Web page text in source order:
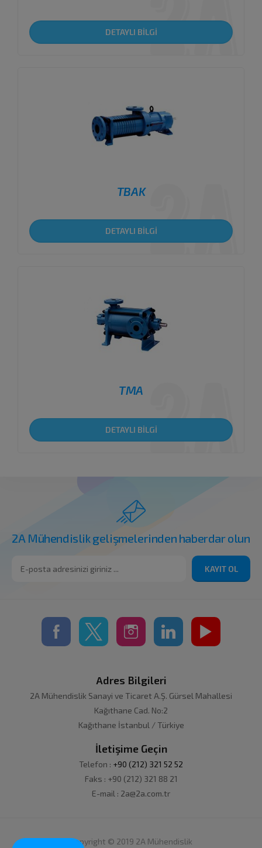
DETAYLI BİLGİ
TBAK
DETAYLI BİLGİ
TMA
DETAYLI BİLGİ
2A Mühendislik gelişmelerinden haberdar olun
KAYIT OL
Adres Bilgileri
2A Mühendislik Sanayi ve Ticaret A.Ş. Gürsel Mahallesi
Kağıthane Cad. No:2
Kağıthane İstanbul / Türkiye
İletişime Geçin
Telefon : +90 (212) 321 52 52
Faks : +90 (212) 321 88 21
E-mail : 2a@2a.com.tr
Copyright © 2019 2A Mühendislik